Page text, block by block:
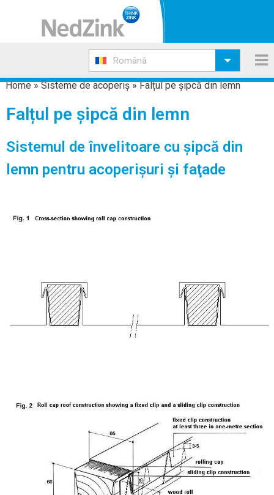
Română
Home»Sisteme de acoperiş»Falțul pe șipcă din lemn
Falțul pe șipcă din lemn
Sistemul de învelitoare cu şipcă din
lemn pentru acoperișuri şi faţade